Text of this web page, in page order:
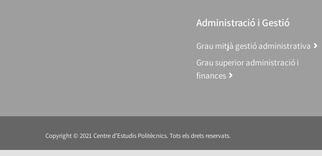
Administració i Gestió
Grau mitjà gestió administrativa
Grau superior administració i
finances
Copyright © 2021 Centre d’Estudis Politècnics. Tots els drets reservats.